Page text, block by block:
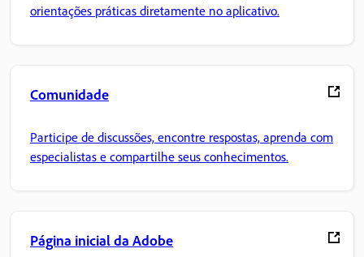
orientações práticas diretamente no aplicativo.
Comunidade
Participe de discussões, encontre respostas, aprenda com
especialistas e compartilhe seus conhecimentos.
Página inicial da Adobe